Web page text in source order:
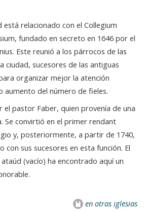
relacionado con el Collegium
fundado en secreto en 1646 por el
Este reunió a los párrocos de las
ciudad, sucesores de las antiguas
organizar mejor la atención
aumento del número de fieles.
pastor Faber, quien provenía de una
Se convirtió en el primer rendant
y, posteriormente, a partir de 1740,
con sus sucesores en esta función. El
(vacío) ha encontrado aquí un
en otras iglesias